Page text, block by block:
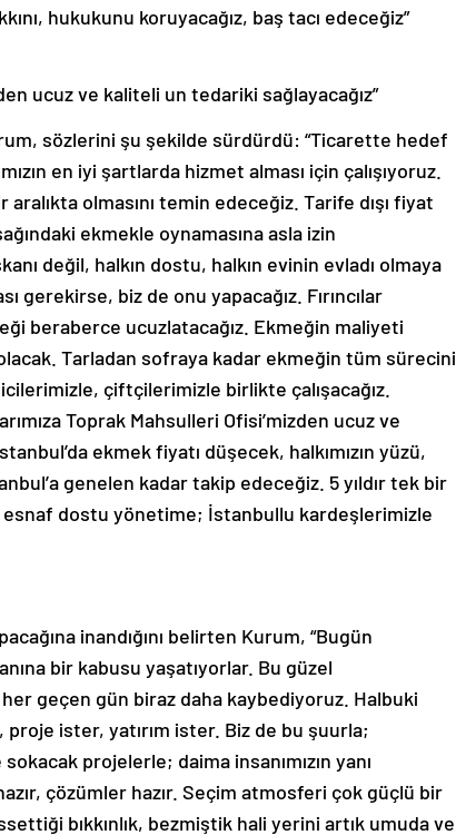
hukukunu koruyacağız, baş tacı edeceğiz”
ucuz ve kaliteli un tedariki sağlayacağız”
sözlerini şu şekilde sürdürdü: “Ticarette hedef
en iyi şartlarda hizmet alması için çalışıyoruz.
olmasını temin edeceğiz. Tarife dışı fiyat
ekmekle oynamasına asla izin
değil, halkın dostu, halkın evinin evladı olmaya
gerekirse, biz de onu yapacağız. Fırıncılar
beraberce ucuzlatacağız. Ekmeğin maliyeti
Tarladan sofraya kadar ekmeğin tüm sürecini
çiftçilerimizle birlikte çalışacağız.
Toprak Mahsulleri Ofisi’mizden ucuz ve
ekmek fiyatı düşecek, halkımızın yüzü,
genelen kadar takip edeceğiz. 5 yıldır tek bir
dostu yönetime; İstanbullu kardeşlerimizle
inandığını belirten Kurum, “Bugün
bir kabusu yaşatıyorlar. Bu güzel
her geçen gün biraz daha kaybediyoruz. Halbuki
ister, yatırım ister. Biz de bu şuurla;
projelerle; daima insanımızın yanı
çözümler hazır. Seçim atmosferi çok güçlü bir
bıkkınlık, bezmiştik hali yerini artık umuda ve